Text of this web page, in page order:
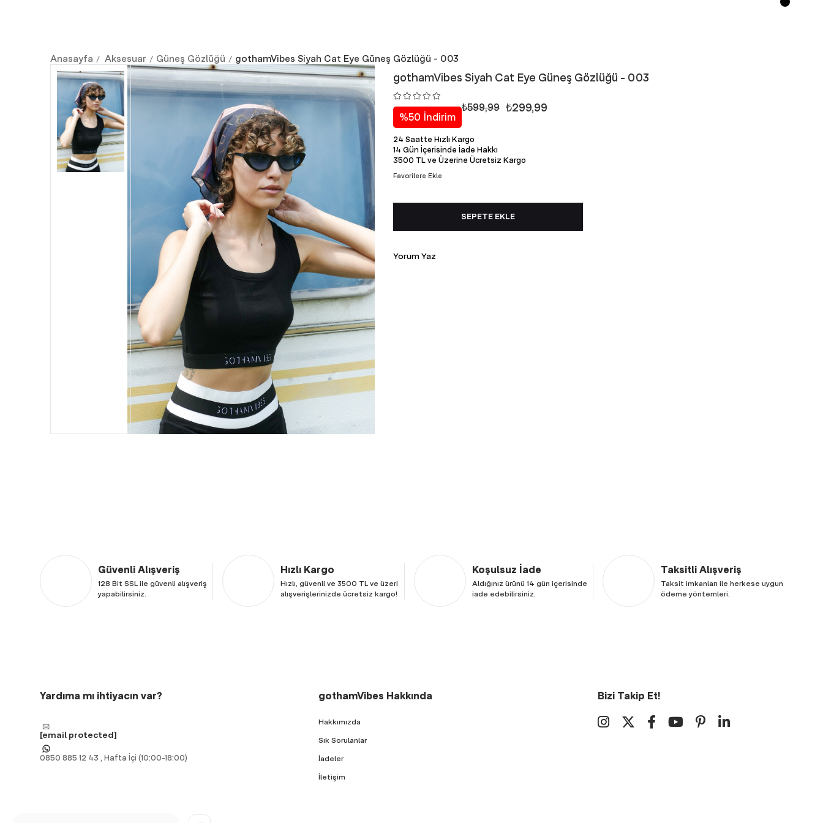
Anasayfa Aksesuar Güneş Gözlüğü gothamVibes Siyah Cat Eye Güneş Gözlüğü - 003
gothamVibes Siyah Cat Eye Güneş Gözlüğü - 003
%50 İndirim
₺599,99 ₺299,99
24 Saatte Hızlı Kargo
14 Gün İçerisinde İade Hakkı
3500 TL ve Üzerine Ücretsiz Kargo
Favorilere Ekle
Yorum Yaz
Güvenli Alışveriş
128 Bit SSL ile güvenli alışveriş
yapabilirsiniz.
Hızlı Kargo
Hızlı, güvenli ve 3500 TL ve üzeri
alışverişlerinizde ücretsiz kargo!
Koşulsuz İade
Aldığınız ürünü 14 gün içerisinde
iade edebilirsiniz.
Taksitli Alışveriş
Taksit imkanları ile herkese uygun
ödeme yöntemleri.
Yardıma mı ihtiyacın var?
[email protected]
0850 885 12 43 , Hafta İçi (10:00-18:00)
gothamVibes Hakkında
Hakkımızda
Sık Sorulanlar
İadeler
İletişim
Bizi Takip Et!